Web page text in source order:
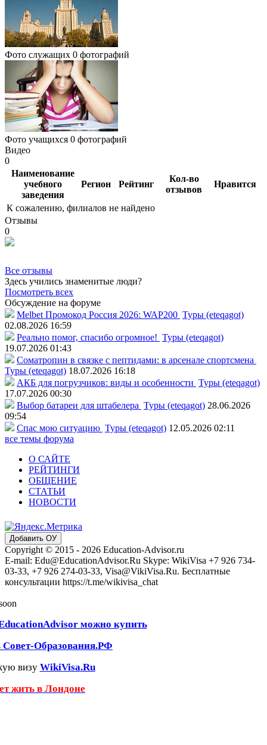
Фото служащих 0 фотографий
Фото учащихся 0 фотографий
Видео
0
Наименование
учебного
заведения
Регион Рейтинг
Кол-во
отзывов
Нравится
К сожалению, филиалов не найдено
Отзывы
0
Все отзывы
Здесь учились знаменитые люди?
Посмотреть всех
Обсуждение на форуме
Melbet Промокод Россия 2026: WAP200 Туры (eteqagot)
02.08.2026 16:59
Реально помог, спасибо огромное! Туры (eteqagot)
19.07.2026 01:43
Соматропин в связке с пептидами: в арсенале спортсмена
Туры (eteqagot) 18.07.2026 16:18
АКБ для погрузчиков: виды и особенности Туры (eteqagot)
17.07.2026 00:30
Выбор батареи для штабелера Туры (eteqagot) 28.06.2026
09:54
Спас мою ситуацию Туры (eteqagot) 12.05.2026 02:11
все темы форума
О САЙТЕ
РЕЙТИНГИ
ОБЩЕНИЕ
СТАТЬИ
НОВОСТИ
Добавить ОУ
Copyright © 2015 - 2026 Education-Advisor.ru
E-mail: Edu@EducationAdvisor.Ru Skype: WikiVisa +7 926 734-
03-33, +7 926 274-03-33, Visa@VikiVisa.Ru. Бесплатные
консультации https://t.me/wikivisa_chat
можно купить
Совет-Образования.РФ
визу WikiVisa.Ru
жить в Лондоне